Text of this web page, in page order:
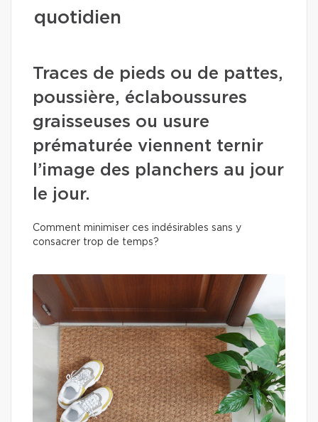
quotidien
Traces de pieds ou de pattes,
poussière, éclaboussures
graisseuses ou usure
prématurée viennent ternir
l’image des planchers au jour
le jour.
Comment minimiser ces indésirables sans y
consacrer trop de temps?